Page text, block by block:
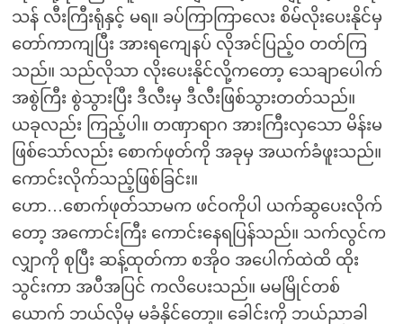
သန် လီးကြီးရုံနှင့် မရ။ ခပ်ကြာကြာလေး စိမ်လိုးပေးနိုင်မှ
တော်ကာကျပြီး အားရကျေနပ် လိုအင်ပြည့်ဝ တတ်ကြ
သည်။ သည်လိုသာ လိုးပေးနိုင်လို့ကတော့ သေချာပေါက်
အစွဲကြီး စွဲသွားပြီး ဒီလီးမှ ဒီလီးဖြစ်သွားတတ်သည်။
ယခုလည်း ကြည့်ပါ။ တဏှာရာဂ အားကြီးလှသော မိန်းမ
ဖြစ်သော်လည်း စောက်ဖုတ်ကို အခုမှ အယက်ခံဖူးသည်။
ကောင်းလိုက်သည့်ဖြစ်ခြင်း။
ဟော…စောက်ဖုတ်သာမက ဖင်ဝကိုပါ ယက်ဆွပေးလိုက်
တော့ အကောင်းကြီး ကောင်းနေရပြန်သည်။ သက်လွင်က
လျှာကို စုပြီး ဆန့်ထုတ်ကာ စအိုဝ အပေါက်ထဲထိ ထိုး
သွင်းကာ အပီအပြင် ကလိပေးသည်။ မမမြိုင်တစ်
ယောက် ဘယ်လိုမှ မခံနိုင်တော့။ ခေါင်းကို ဘယ်ညာခါ